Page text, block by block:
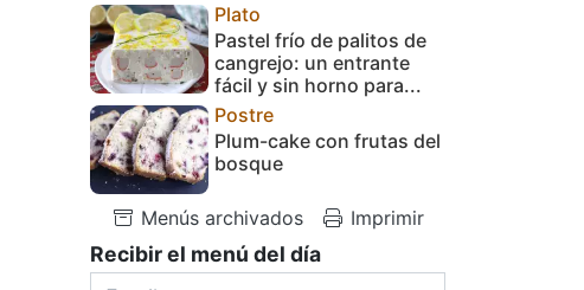
Plato
Pastel frío de palitos de
cangrejo: un entrante
fácil y sin horno para...
Postre
Plum-cake con frutas del
bosque
Menús archivados Imprimir
Recibir el menú del día